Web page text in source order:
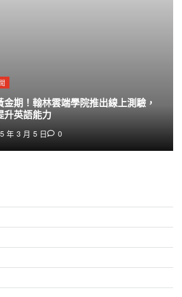
期！翰林雲端學院推出線上測驗，
升英語能力
年 3 月 5 日 0